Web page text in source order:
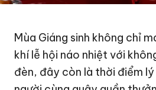
Mùa Giáng sinh không chỉ
khí lễ hội náo nhiệt với
đèn, đây còn là thời điểm